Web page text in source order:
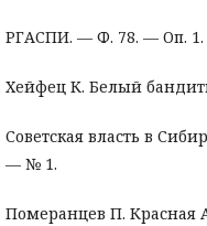
РГАСПИ. — Ф. 78. — Оп.
Хейфец К. Белый
Советская власть в
— № 1.
Померанцев П.